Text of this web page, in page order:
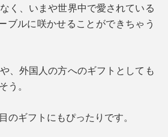
く、いまや世界中で愛されている
ブルに咲かせることができちゃう
、外国人の方へのギフトとしても
う。
のギフトにもぴったりです。